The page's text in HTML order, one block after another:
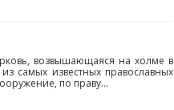
возвышающаяся на холме в
самых известных православных
по праву...